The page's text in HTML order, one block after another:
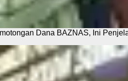
Dana BAZNAS, Ini